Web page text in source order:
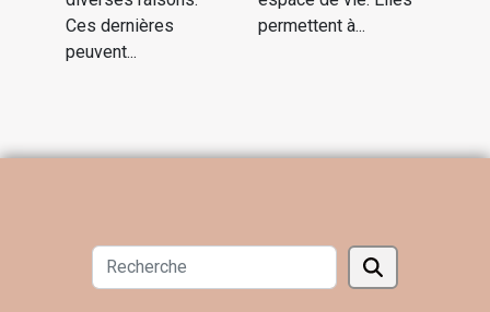
Ces dernières
peuvent...
permettent à...